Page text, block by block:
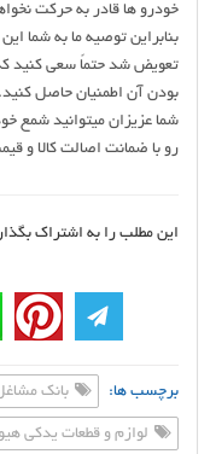
خودرو ها قادر به حرکت
بنابراین توصیه ما به شما
تعویض شد حتماً سعی کنید
بودن آن اطمنیان حاصل کنید.
شما عزیزان میتوانید شمع
رو با ضمانت اصالت کالا و
این مطلب را به اشتراک
برچسب ها: بانک
لوازم و قطعات یدکی